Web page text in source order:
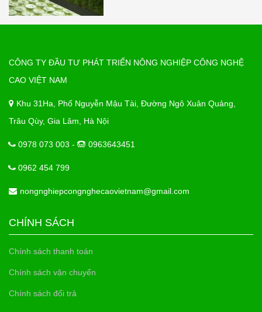
CÔNG TY ĐẦU TƯ PHÁT TRIỂN NÔNG NGHIỆP CÔNG NGHỆ
CAO VIỆT NAM
Khu 31Ha, Phố Nguyễn Mậu Tài, Đường Ngô Xuân Quảng,
Trâu Qùy, Gia Lâm, Hà Nội
0978 073 003 - 0963643451
0962 454 799
nongnghiepcongnghecaovietnam@gmail.com
CHÍNH SÁCH
Chính sách thanh toán
Chính sách vận chuyển
Chính sách đổi trả